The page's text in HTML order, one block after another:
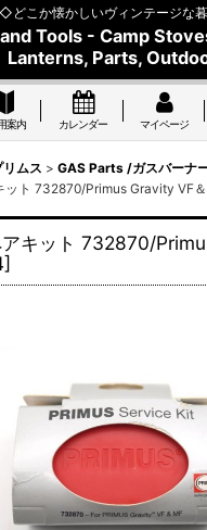
◇どこか懐かしいヴィンテージな
Tools - Camp
Lanterns, Parts,
案内 カレンダー マイページ
ムス > GAS Parts /ガスバーナ
ット 732870/Primus Gravity VF
アキット 732870/
]